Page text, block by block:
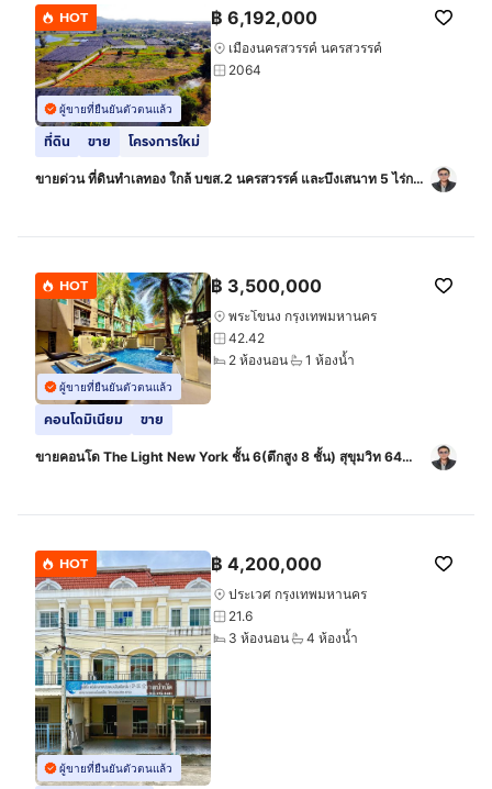
HOT
ผู้ขายที่ยืนยันตัวตนแล้ว
฿ 6,192,000
เมืองนครสวรรค์ นครสวรรค์
2064
ที่ดิน ขาย โครงการใหม่
ขายด่วน ที่ดินทำเลทอง ใกล้ บขส.2 นครสวรรค์ และบึงเสนาท 5 ไร่กว่า
HOT
ผู้ขายที่ยืนยันตัวตนแล้ว
฿ 3,500,000
พระโขนง กรุงเทพมหานคร
42.42
2 ห้องนอน
1 ห้องน้ำ
คอนโดมิเนียม ขาย
ขายคอนโด The Light New York ชั้น 6(ตึกสูง 8 ชั้น) สุขุมวิท 64
HOT
ผู้ขายที่ยืนยันตัวตนแล้ว
฿ 4,200,000
ประเวศ กรุงเทพมหานคร
21.6
3 ห้องนอน
4 ห้องน้ำ